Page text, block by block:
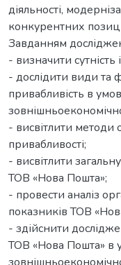
діяльності,
конкурентних
Завданням
- визначити сутність
- дослідити види та
привабливість в
- висвітлити методи
привабливості;
- висвітлити
ТОВ «Нова Пошта»;
- провести аналіз
показників ТОВ
- здійснити
ТОВ «Нова Пошта» в